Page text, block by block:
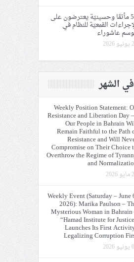
55 مأتمًا وحسينيّة يعترضون على
القمعيّة للنظام في
عاشوراء
في الشهر
Weekly Position Statement:
Resistance and Liberation
Our People in Bahrain
Remain Faithful to the Path
Resistance and Will
Compromise on Their Choice
Overthrow the Regime of
and
Weekly Event (Saturday – June
2026): Marika Paulson –
Mysterious Woman in
“Hamad Institute for
Launches Its First
Legalizing Corruption